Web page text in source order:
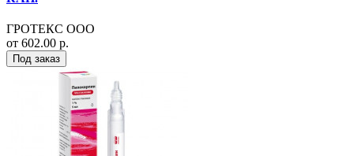
ГРОТЕКС ООО
от 602.00 р.
Под заказ